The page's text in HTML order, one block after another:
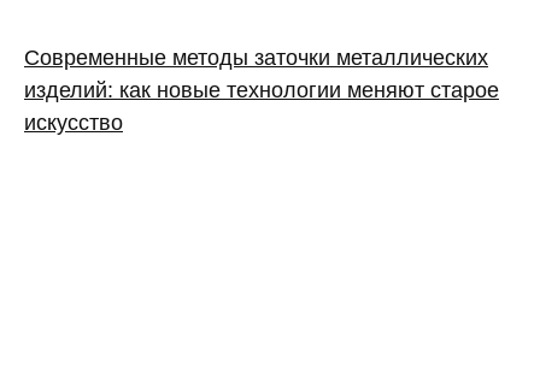
Современные методы заточки металлических
изделий: как новые технологии меняют старое
искусство